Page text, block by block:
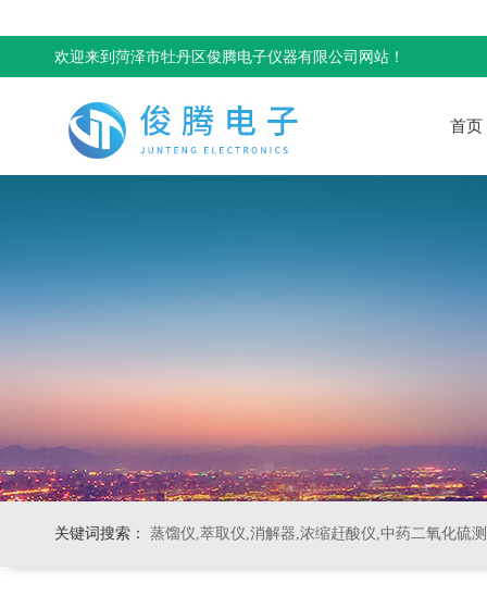
欢迎来到菏泽市牡丹区俊腾电子仪器有限公司网站！
首页
关键词搜索： 蒸馏仪,萃取仪,消解器,浓缩赶酸仪,中药二氧化硫